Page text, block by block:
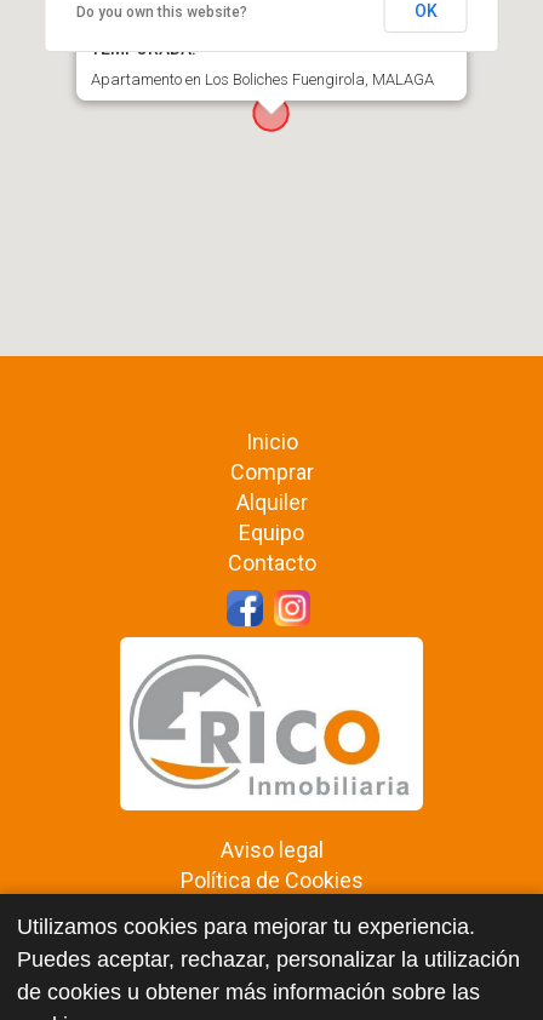
Utilizamos cookies para mejorar tu experiencia.
Puedes aceptar, rechazar, personalizar la utilización
de cookies u obtener más información sobre las
ALQUILER POR TEMPORADA, NO POR LARGA
TEMPORADA.
Apartamento en Los Boliches Fuengirola, MALAGA
Do you own this website? OK
Inicio
Comprar
Alquiler
Equipo
Contacto
Aviso legal
Política de Cookies
www.inmobiliariarico.com